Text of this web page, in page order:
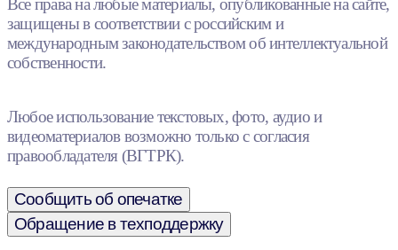
Все права на любые материалы, опубликованные на сайте,
защищены в соответствии с российским и
международным законодательством об интеллектуальной
собственности.
Любое использование текстовых, фото, аудио и
видеоматериалов возможно только с согласия
правообладателя (ВГТРК).
Сообщить об опечатке
Обращение в техподдержку